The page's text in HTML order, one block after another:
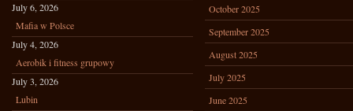
July 6, 2026
Mafia w Polsce
July 4, 2026
Aerobik i fitness grupowy
July 3, 2026
Lubin
October 2025
September 2025
August 2025
July 2025
June 2025